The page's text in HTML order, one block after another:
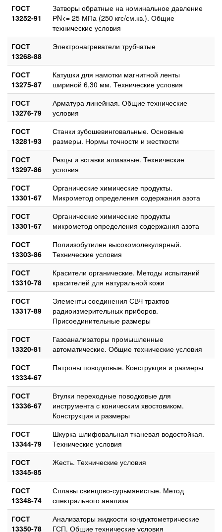
ГОСТ
13252-91
Затворы обратные на номинальное давление
РN<= 25 МПа (250 кгс/см.кв.). Общие
технические условия
ГОСТ
13268-88
Электронагреватели трубчатые
ГОСТ
13275-87
Катушки для намотки магнитной ленты
шириной 6,30 мм. Технические условия
ГОСТ
13276-79
Арматура линейная. Общие технические
условия
ГОСТ
13281-93
Станки зубошевинговальные. Основные
размеры. Нормы точности и жесткости
ГОСТ
13297-86
Резцы и вставки алмазные. Технические
условия
ГОСТ
13301-67
Органические химические продукты.
Микрометод определения содержания азота
ГОСТ
13301-67
Органические химические продукты
микрометод определения содержания азота
ГОСТ
13303-86
Полиизобутилен высокомолекулярный.
Технические условия
ГОСТ
13310-78
Красители органические. Методы испытаний
красителей для натуральной кожи
ГОСТ
13317-89
Элементы соединения СВЧ трактов
радиоизмерительных приборов.
Присоединительные размеры
ГОСТ
13320-81
Газоанализаторы промышленные
автоматические. Общие технические условия
ГОСТ
13334-67
Патроны поводковые. Конструкция и размеры
ГОСТ
13336-67
Втулки переходные поводковые для
инструмента с коническим хвостовиком.
Конструкция и размеры
ГОСТ
13344-79
Шкурка шлифовальная тканевая водостойкая.
Технические условия
ГОСТ
13345-85
Жесть. Технические условия
ГОСТ
13348-74
Сплавы свинцово-сурьмянистые. Метод
спектрального анализа
ГОСТ
13350-78
Анализаторы жидкости кондуктометрические
ГСП. Общие технические условия